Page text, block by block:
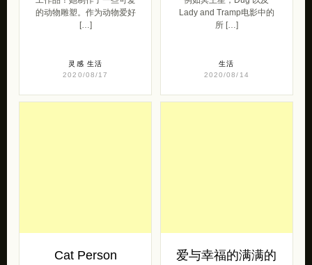
的动物雕塑。作为动物爱好
[…]
灵感 生活
2020/08/17
Lady and Tramp电影中的
所 […]
生活
2020/08/14
Cat Person
爱与幸福的满满的